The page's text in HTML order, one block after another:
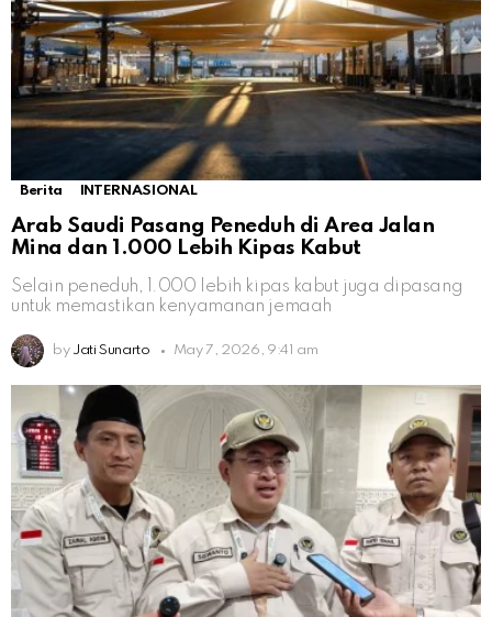
Berita INTERNASIONAL
Arab Saudi Pasang Peneduh di Area Jalan
Mina dan 1.000 Lebih Kipas Kabut
Selain peneduh, 1.000 lebih kipas kabut juga dipasang
untuk memastikan kenyamanan jemaah
by Jati Sunarto May 7, 2026, 9:41 am